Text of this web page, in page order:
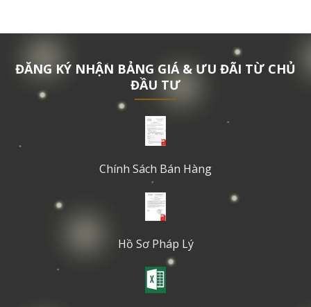
ĐĂNG KÝ NHẬN BẢNG GIÁ & ƯU ĐÃI TỪ CHỦ
ĐẦU TƯ
Chính Sách Bán Hàng
Hồ Sơ Pháp Lý